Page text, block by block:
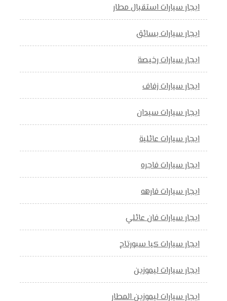
ايجار سيارات استقبال مطار
ايجار سيارات بسائق
ايجار سيارات رخيصة
ايجار سيارات زفاف
ايجار سيارات سيدان
ايجار سيارات عائلية
ايجار سيارات فاجره
ايجار سيارات فارهه
ايجار سيارات فان عائلي
ايجار سيارات كيا سبورتاج
ايجار سيارات ليموزين
ايجار سيارات ليموزين المطار